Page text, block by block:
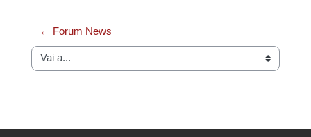
← Forum News
Vai a...